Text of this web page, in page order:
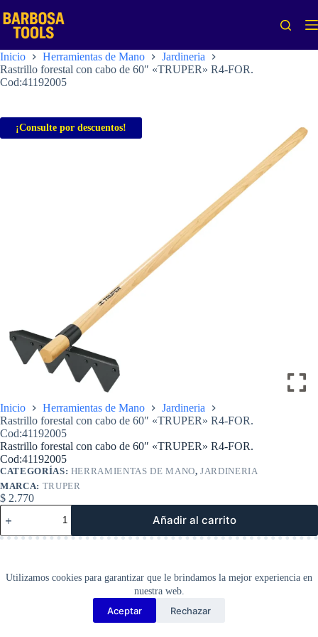
al
contenido
Utilizamos cookies para garantizar que le brindamos la mejor experiencia en
nuestra web.
Aceptar Rechazar
Inicio Herramientas de Mano
Jardineria
Rastrillo forestal con cabo de 60″ «TRUPER» R4-FOR.
Cod:41192005
¡Consulte por descuentos!
Inicio Herramientas de Mano
Jardineria
Rastrillo forestal con cabo de 60″ «TRUPER» R4-FOR.
Cod:41192005
Rastrillo forestal con cabo de 60″ «TRUPER» R4-FOR.
Cod:41192005
CATEGORÍAS: HERRAMIENTAS DE MANO,JARDINERIA
MARCA: TRUPER
$ 2.770
Rastrillo
forestal
con
«TRUPER»
Añadir al carrito
Copyright Barbosa Tools©